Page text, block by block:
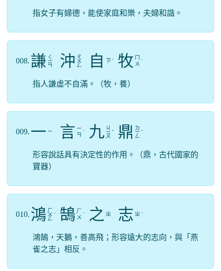
指女子有婦德，能使家庭和樂，夫婦和諧。
008. 謙 ㄑ
ㄧ
ㄢ 沖 ㄔ
ㄨ
ㄥ 自 ㄗ ˋ 牧 ㄨ ˋ
指人謙虛不自滿。（牧，養）
009. 一 ㄧ 言 ㄧ
ㄢ ˊ 九 ㄐ
ㄧ
ㄡ
ˇ 鼎 ㄉ
ㄧ
ㄥ
ˇ
形容說話具有決定性的作用。（鼎，古代國家的
寶器）
010. 鴻 ㄏ
ㄨ
ㄥ
ˊ 鵠 ㄏ
ㄨ ˊ 之 ㄓ 志 ㄓ ˋ
鴻鵠，天鵝，善高飛；形容遠大的志向，與「燕
雀之志」相反。